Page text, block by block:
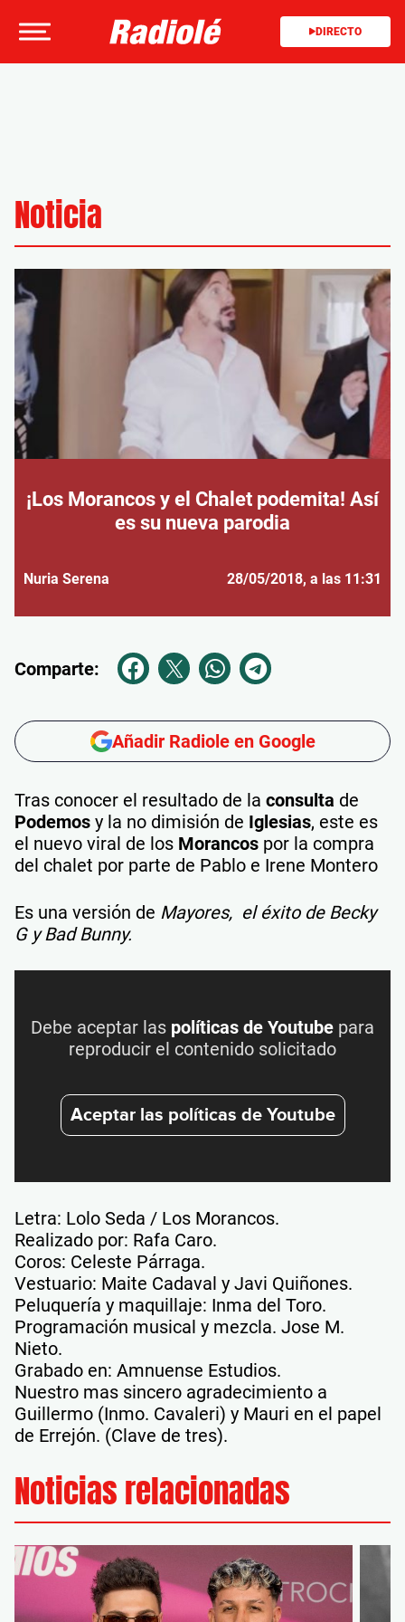
DIRECTO
Noticia
¡Los Morancos y el Chalet podemita! Así
es su nueva parodia
Nuria Serena 28/05/2018, a las 11:31
Comparte:
Añadir Radiole en Google
Tras conocer el resultado de la consulta de
Podemos y la no dimisión de Iglesias, este es
el nuevo viral de los Morancos por la compra
del chalet por parte de Pablo e Irene Montero
Es una versión de Mayores, el éxito de Becky
G y Bad Bunny.
Debe aceptar las políticas de Youtube para
reproducir el contenido solicitado
Aceptar las políticas de Youtube
Letra: Lolo Seda / Los Morancos.
Realizado por: Rafa Caro.
Coros: Celeste Párraga.
Vestuario: Maite Cadaval y Javi Quiñones.
Peluquería y maquillaje: Inma del Toro.
Programación musical y mezcla. Jose M.
Nieto.
Grabado en: Amnuense Estudios.
Nuestro mas sincero agradecimiento a
Guillermo (Inmo. Cavaleri) y Mauri en el papel
de Errejón. (Clave de tres).
Noticias relacionadas